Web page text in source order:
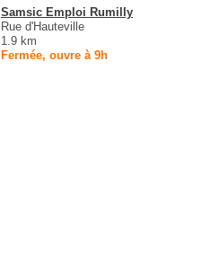
Samsic Emploi Rumilly
Rue d'Hauteville
1.9 km
Fermée, ouvre à 9h